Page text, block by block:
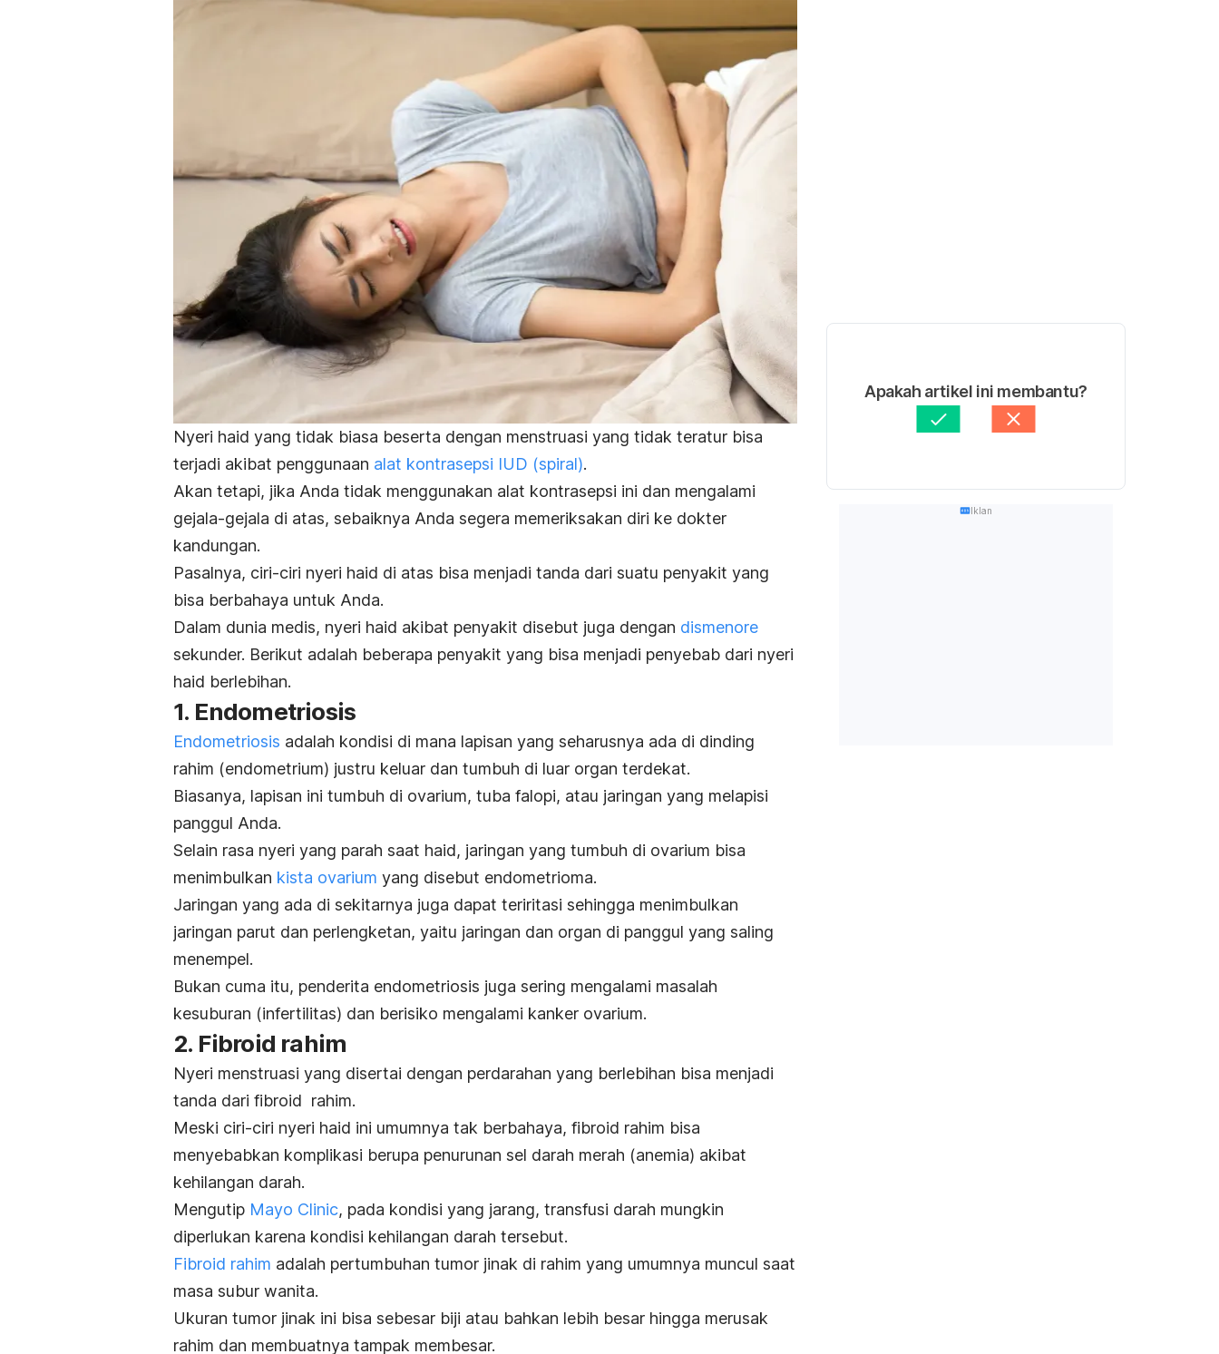
Nyeri haid yang tidak biasa beserta dengan menstruasi yang tidak teratur bisa
terjadi akibat penggunaan alat kontrasepsi IUD (spiral).
Akan tetapi, jika Anda tidak menggunakan alat kontrasepsi ini dan mengalami
gejala-gejala di atas, sebaiknya Anda segera memeriksakan diri ke dokter
kandungan.
Pasalnya, ciri-ciri nyeri haid di atas bisa menjadi tanda dari suatu penyakit yang
bisa berbahaya untuk Anda.
Dalam dunia medis, nyeri haid akibat penyakit disebut juga dengan dismenore
sekunder. Berikut adalah beberapa penyakit yang bisa menjadi penyebab dari nyeri
haid berlebihan.
1. Endometriosis
Endometriosis adalah kondisi di mana lapisan yang seharusnya ada di dinding
rahim (endometrium) justru keluar dan tumbuh di luar organ terdekat.
Biasanya, lapisan ini tumbuh di ovarium, tuba falopi, atau jaringan yang melapisi
panggul Anda.
Selain rasa nyeri yang parah saat haid, jaringan yang tumbuh di ovarium bisa
menimbulkan kista ovarium yang disebut endometrioma.
Jaringan yang ada di sekitarnya juga dapat teriritasi sehingga menimbulkan
jaringan parut dan perlengketan, yaitu jaringan dan organ di panggul yang saling
menempel.
Bukan cuma itu, penderita endometriosis juga sering mengalami masalah
kesuburan (infertilitas) dan berisiko mengalami kanker ovarium.
2. Fibroid rahim
Nyeri menstruasi yang disertai dengan perdarahan yang berlebihan bisa menjadi
tanda dari fibroid rahim.
Meski ciri-ciri nyeri haid ini umumnya tak berbahaya, fibroid rahim bisa
menyebabkan komplikasi berupa penurunan sel darah merah (anemia) akibat
kehilangan darah.
Mengutip Mayo Clinic, pada kondisi yang jarang, transfusi darah mungkin
diperlukan karena kondisi kehilangan darah tersebut.
Fibroid rahim adalah pertumbuhan tumor jinak di rahim yang umumnya muncul saat
masa subur wanita.
Ukuran tumor jinak ini bisa sebesar biji atau bahkan lebih besar hingga merusak
rahim dan membuatnya tampak membesar.
Apakah artikel ini membantu?
Iklan